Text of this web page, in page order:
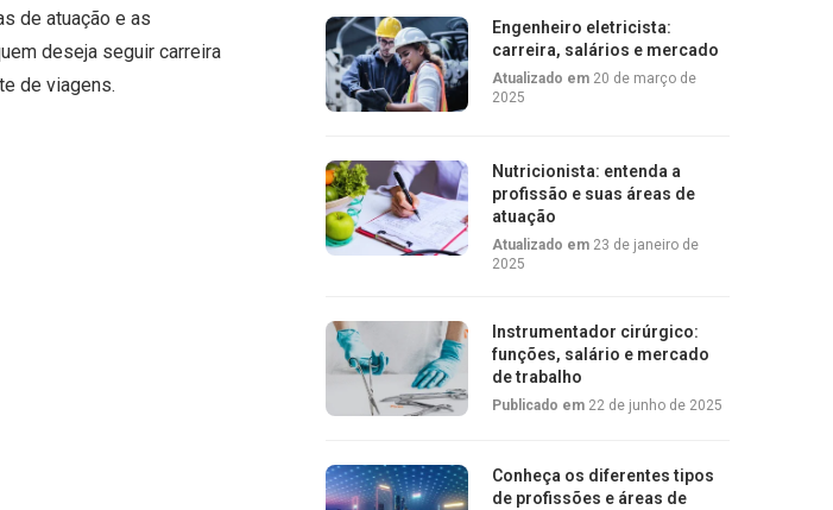
de atuação e as
deseja seguir carreira
de viagens.
Engenheiro eletricista:
carreira, salários e mercado
Atualizado em 20 de março de
2025
Nutricionista: entenda a
profissão e suas áreas de
atuação
Atualizado em 23 de janeiro de
2025
Instrumentador cirúrgico:
funções, salário e mercado
de trabalho
Publicado em 22 de junho de 2025
Conheça os diferentes tipos
de profissões e áreas de